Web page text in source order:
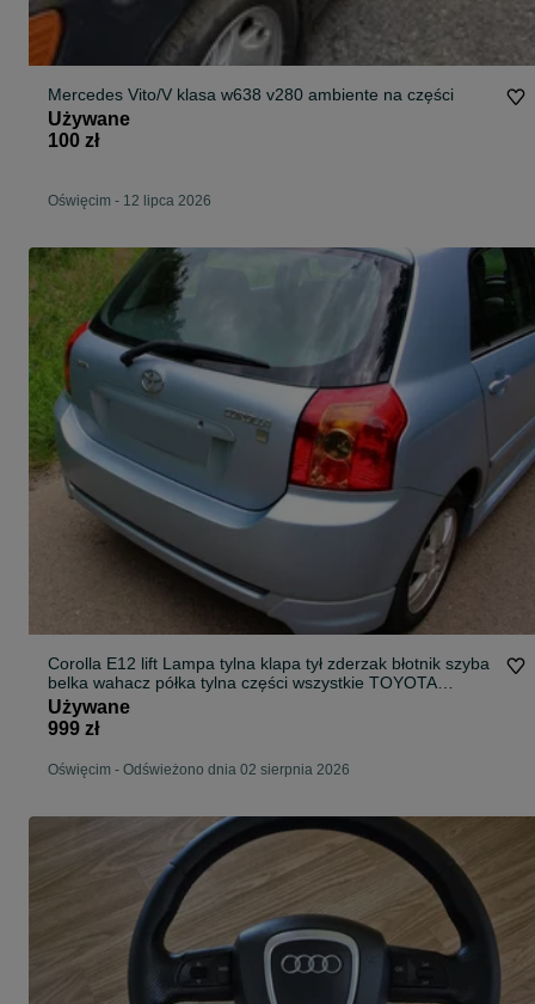
Mercedes Vito/V klasa w638 v280 ambiente na części
Używane
100 zł
Oświęcim - 12 lipca 2026
Corolla E12 lift Lampa tylna klapa tył zderzak błotnik szyba
belka wahacz półka tylna części wszystkie TOYOTA
COROLLA E12 1.6 &#039;01-&#039;07
Używane
999 zł
Oświęcim - Odświeżono dnia 02 sierpnia 2026